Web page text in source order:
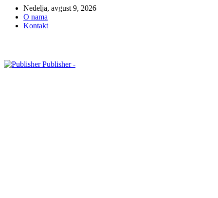
Nedelja, avgust 9, 2026
O nama
Kontakt
Publisher -